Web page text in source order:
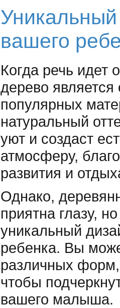
вашего
Когда речь идет
дерево
популярных
натуральный
уют и создаст
атмосферу,
развития и
Однако,
приятна глазу,
уникальный
ребенка. Вы
различных
чтобы
вашего малыша.